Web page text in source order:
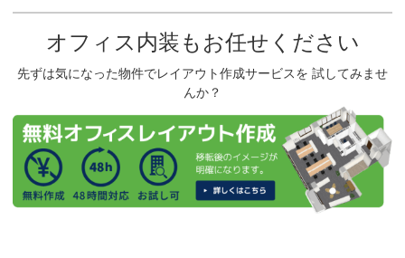
オフィス内装もお任せください
先ずは気になった物件でレイアウト作成サービスを 試してみませ
んか？